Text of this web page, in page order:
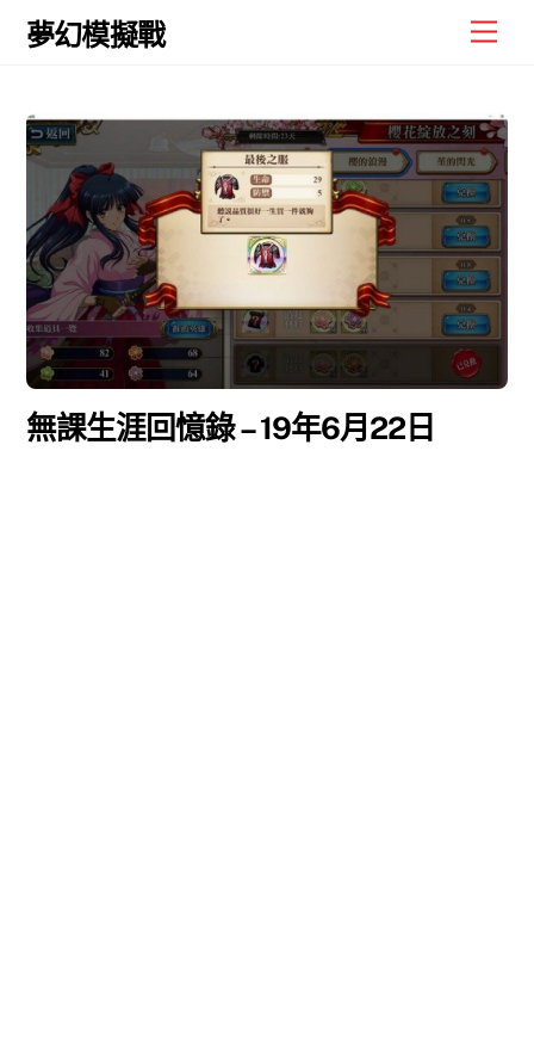
Skip
夢幻模擬戰
無課生涯回憶錄 – 19年6月22日